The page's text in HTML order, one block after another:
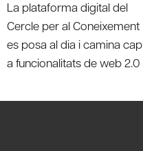
La plataforma digital del
Cercle per al Coneixement
es posa al dia i camina cap
a funcionalitats de web 2.0